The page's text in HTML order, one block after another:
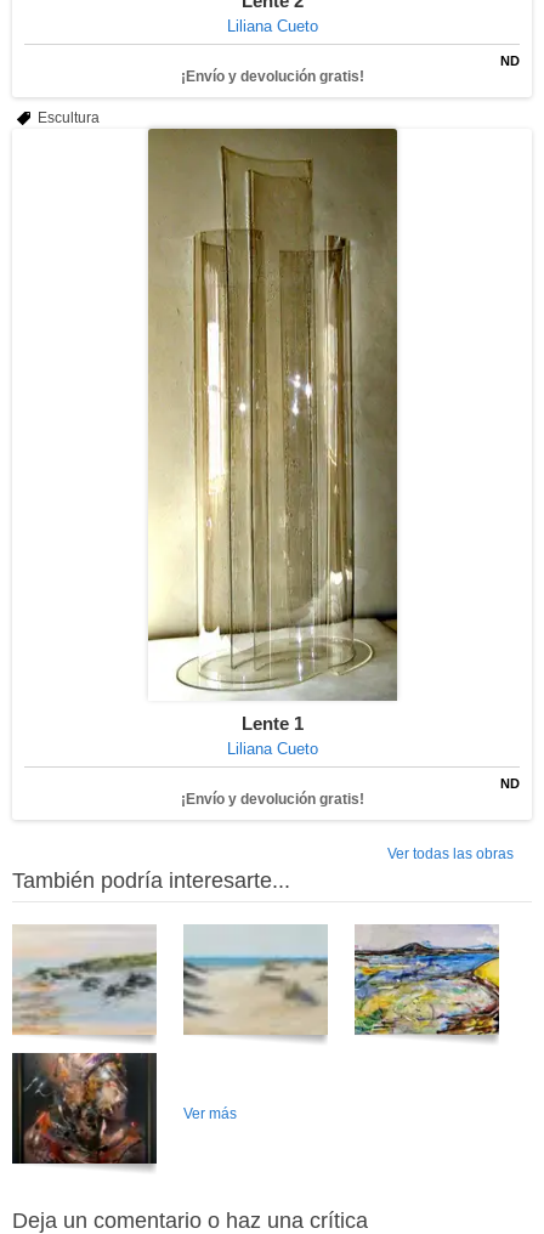
Liliana Cueto
ND
¡Envío y devolución gratis!
Escultura
Lente 1
Liliana Cueto
ND
¡Envío y devolución gratis!
Ver todas las obras
También podría interesarte...
Ver más
Deja un comentario o haz una crítica